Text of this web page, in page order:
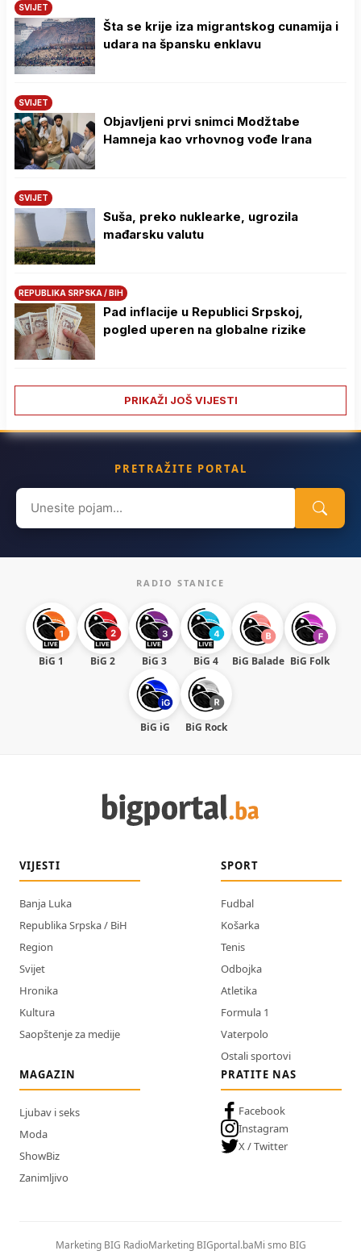
SVIJET
Šta se krije iza migrantskog cunamija i
udara na špansku enklavu
SVIJET
Objavljeni prvi snimci Modžtabe
Hamneja kao vrhovnog vođe Irana
SVIJET
Suša, preko nuklearke, ugrozila
mađarsku valutu
REPUBLIKA SRPSKA / BIH
Pad inflacije u Republici Srpskoj,
pogled uperen na globalne rizike
PRIKAŽI JOŠ VIJESTI
PRETRAŽITE PORTAL
Search
for:
RADIO STANICE
BiG 1 BiG 2 BiG 3 BiG 4 BiG Balade BiG Folk
BiG iG BiG Rock
VIJESTI
Banja Luka
Republika Srpska / BiH
Region
Svijet
Hronika
Kultura
Saopštenje za medije
SPORT
Fudbal
Košarka
Tenis
Odbojka
Atletika
Formula 1
Vaterpolo
Ostali sportovi
MAGAZIN
Ljubav i seks
Moda
ShowBiz
Zanimljivo
PRATITE NAS
Facebook
Instagram
X / Twitter
Marketing BIG RadioMarketing BIGportal.baMi smo BIG